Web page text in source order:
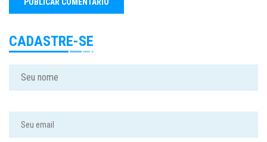
CADASTRE-SE